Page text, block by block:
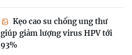
Kẹo cao su chống ung thư
giúp giảm lượng virus HPV tới
93%